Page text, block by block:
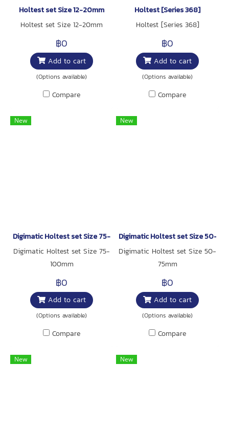
Holtest set Size 12-20mm
Holtest set Size 12-20mm
฿0
Add to cart
(Options available)
Compare
Holtest [Series 368]
Holtest [Series 368]
฿0
Add to cart
(Options available)
Compare
New
Digimatic Holtest set Size 75-100mm
Digimatic Holtest set Size 75-
100mm
฿0
Add to cart
(Options available)
Compare
New
Digimatic Holtest set Size 50-
Digimatic Holtest set Size 50-
75mm
฿0
Add to cart
(Options available)
Compare
New New